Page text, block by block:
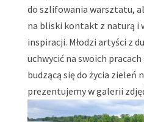
do szlifowania warsztatu,
na bliski kontakt z naturą i
inspiracji. Młodzi artyści z
uchwycić na swoich
budzącą się do życia zieleń
prezentujemy w galerii